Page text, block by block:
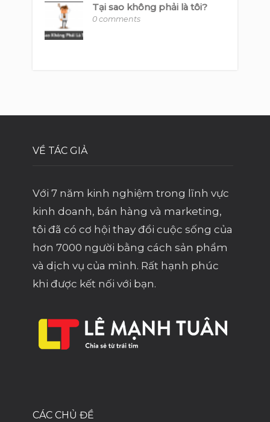
Tại sao không phải là tôi?
0 comments
VỀ TÁC GIẢ
Với 7 năm kinh nghiệm trong lĩnh vực
kinh doanh, bán hàng và marketing,
tôi đã có cơ hội thay đổi cuộc sống của
hơn 7000 người bằng cách sản phẩm
và dịch vụ của mình. Rất hạnh phúc
khi được kết nối với bạn.
CÁC CHỦ ĐỀ